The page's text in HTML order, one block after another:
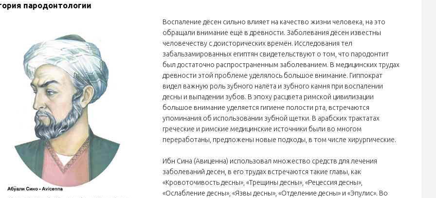
пародонтологии
Воспаление дёсен сильно влияет на качество жизни человека, на это
обращали внимание ещё в древности. Заболевания дёсен известны
человечеству с доисторических времён. Исследования тел
забальзамированных египтян свидетельствуют о том, что пародонтит
был достаточно распространенным заболеванием. В медицинских трудах
древности этой проблеме уделялось большое внимание. Гиппократ
видел важную роль зубного налёта и зубного камня при воспалении
десны и выпадении зубов. В эпоху расцвета римской цивилизации
большое внимание уделяется гигиене полости рта, встречаются
упоминания об использовании зубной щетки. В арабских трактатах
греческие и римские медицинские источники были во многом
переработаны, предложены новые подходы, в том числе хирургические.
Ибн Сина (Авиценна) использовал множество средств для лечения
заболеваний десен, в его трудах встречаются такие главы, как
«Кровоточивость десны», «Трещины десны», «Рецессия десны»,
«Ослабление десны», «Язвы десны», «Отделение десны» и «Эпулис». Во